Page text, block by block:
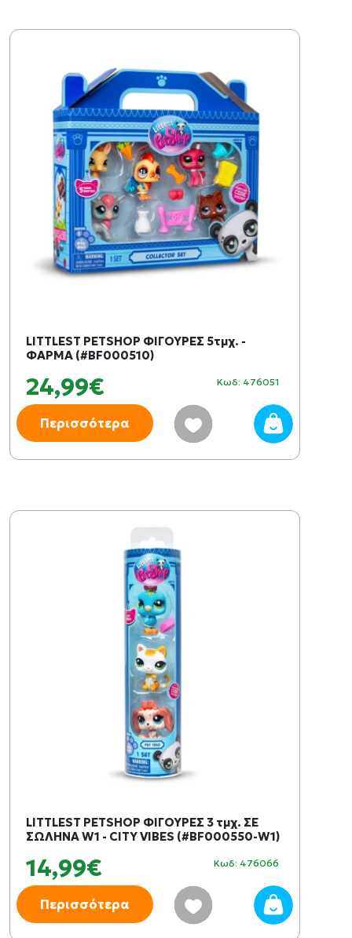
LITTLEST PETSHOP ΦΙΓΟΥΡΕΣ 5τμχ. -
ΦΑΡΜΑ (#BF000510)
24,99€ Κωδ: 476051
Περισσότερα
LITTLEST PETSHOP ΦΙΓΟΥΡΕΣ 3 τμχ. ΣΕ
ΣΩΛΗΝΑ W1 - CITY VIBES (#BF000550-W1)
14,99€ Κωδ: 476066
Περισσότερα